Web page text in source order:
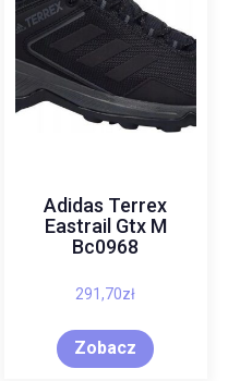
Adidas Terrex
Eastrail Gtx M
Bc0968
291,70zł
Zobacz